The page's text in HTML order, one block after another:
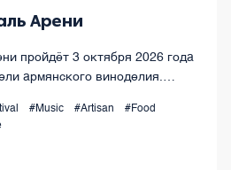
Арени
пройдёт 3 октября 2026 года
армянского виноделия.
Армении.
#Music #Artisan
#Food